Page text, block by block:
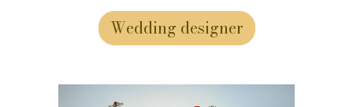
Wedding designer